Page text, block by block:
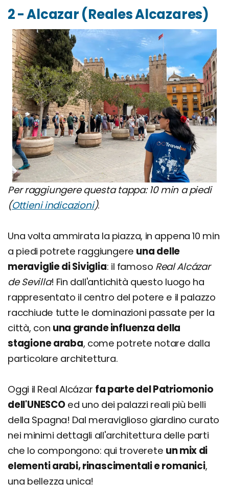
2 - Alcazar (Reales Alcazares)
Per raggiungere questa tappa: 10 min a piedi
(Ottieni indicazioni).
Una volta ammirata la piazza, in appena 10 min
a piedi potrete raggiungere una delle
meraviglie di Siviglia: il famoso Real Alcázar
de Sevilla! Fin dall'antichità questo luogo ha
rappresentato il centro del potere e il palazzo
racchiude tutte le dominazioni passate per la
città, con una grande influenza della
stagione araba, come potrete notare dalla
particolare architettura.
Oggi il Real Alcázar fa parte del Patriomonio
dell'UNESCOed uno dei palazzi reali più belli
della Spagna! Dal meraviglioso giardino curato
nei minimi dettagli all'architettura delle parti
che lo compongono: qui troverete un mix di
elementi arabi, rinascimentali e romanici,
una bellezza unica!